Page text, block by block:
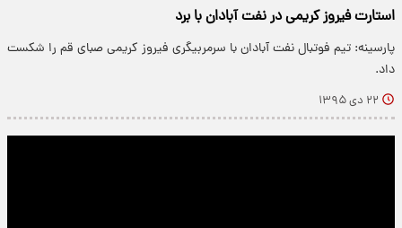
استارت فیروز کریمی در نفت آبادان با برد
پارسینه: تیم فوتبال نفت آبادان با سرمربیگری فیروز کریمی صبای قم را شکست
داد.
۲۲ دی ۱۳۹۵